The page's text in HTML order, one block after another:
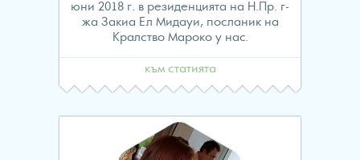
юни 2018 г. в резиденцията на Н.Пр. г-
жа Закиа Ел Мидауи, посланик на
Кралство Мароко у нас.
към статията